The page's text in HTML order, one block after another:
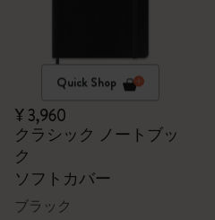
Quick Shop
¥ 3,960
クラシック ノートブッ
ク
ソフトカバー
ブラック